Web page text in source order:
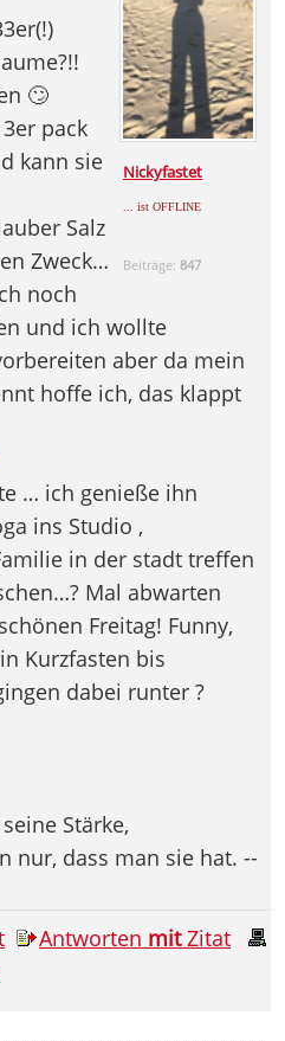
Nickyfastet
... ist OFFLINE
Beiträge:847
🙄
pack
kann sie
Salz
Zweck…
noch
und ich wollte
aber da mein
hoffe ich, das klappt
… ich genieße ihn
ins Studio ,
in der stadt treffen
Mal abwarten
Freitag! Funny,
Kurzfasten bis
dabei runter ?
Stärke,
nur, dass man sie hat. --
Antworten mitZitat